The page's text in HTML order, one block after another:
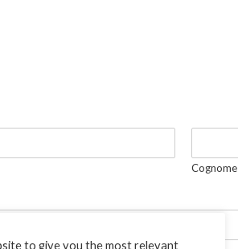
Cognome
to give you the most relevant